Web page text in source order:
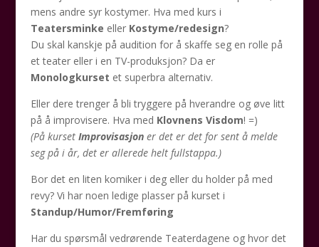
mens andre syr kostymer. Hva med kurs i
Teatersminke eller Kostyme/redesign?
Du skal kanskje på audition for å skaffe seg en rolle på
et teater eller i en TV-produksjon? Da er
Monologkurset et superbra alternativ.
Eller dere trenger å bli tryggere på hverandre og øve litt
på å improvisere. Hva med Klovnens Visdom! =)
(På kurset Improvisasjoner det er det for sent å melde
seg på i år, det er allerede helt fullstappa.)
Bor det en liten komiker i deg eller du holder på med
revy? Vi har noen ledige plasser på kurset i
Standup/Humor/Fremføring
Har du spørsmål vedrørende Teaterdagene og hvor det